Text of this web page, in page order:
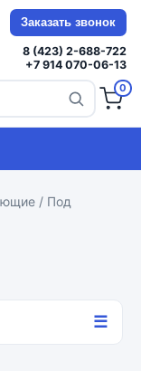
Заказать звонок
8 (423) 2-688-722
+7 914 070-06-13
0
/ Под
☰